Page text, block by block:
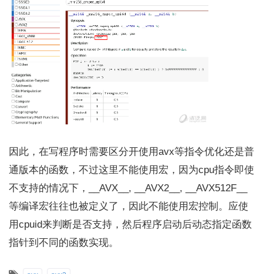
因此，在写程序时需要区分开使用avx等指令优化还是普
通版本的函数，不过这里不能使用宏，因为cpu指令即使
不支持的情况下，__AVX__, __AVX2__, __AVX512F__
等编译宏往往也被定义了，因此不能使用宏控制。应使
用cpuid来判断是否支持，然后程序启动后动态指定函数
指针到不同的函数实现。